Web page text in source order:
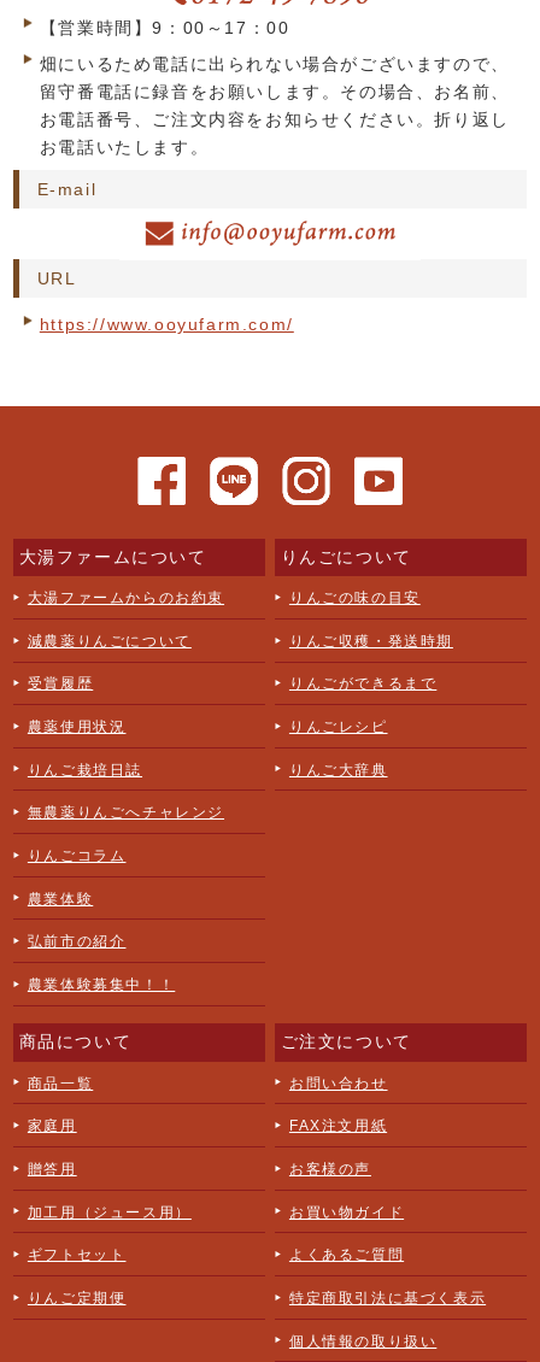
【営業時間】9：00～17：00
畑にいるため電話に出られない場合がございますので、
留守番電話に録音をお願いします。その場合、お名前、
お電話番号、ご注文内容をお知らせください。折り返し
お電話いたします。
E-mail
URL
https://www.ooyufarm.com/
大湯ファームについて
大湯ファームからのお約束
減農薬りんごについて
受賞履歴
農薬使用状況
りんご栽培日誌
無農薬りんごへチャレンジ
りんごコラム
農業体験
弘前市の紹介
農業体験募集中！！
りんごについて
りんごの味の目安
りんご収穫・発送時期
りんごができるまで
りんごレシピ
りんご大辞典
商品について
商品一覧
家庭用
贈答用
加工用（ジュース用）
ギフトセット
りんご定期便
ご注文について
お問い合わせ
FAX注文用紙
お客様の声
お買い物ガイド
よくあるご質問
特定商取引法に基づく表示
個人情報の取り扱い